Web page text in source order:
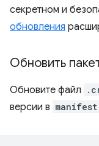
секретном и
обновления
Обновить
Обновите файл
версии в